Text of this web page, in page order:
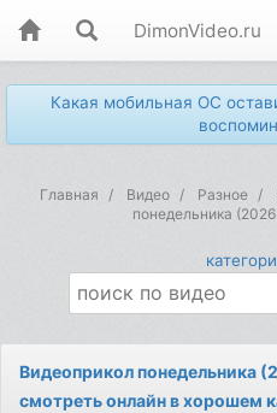
DimonVideo.ru
Какая мобильная ОС
Главная Видео Разное
понедельника
Видеоприкол понедельника
смотреть онлайн в хорошем